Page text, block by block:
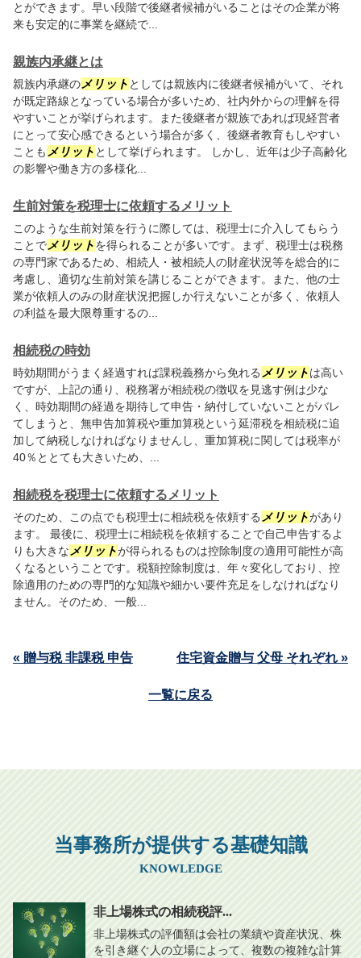
とができます。早い段階で後継者候補がいることはその企業が将
来も安定的に事業を継続で...
親族内承継とは
親族内承継のメリット としては親族内に後継者候補がいて、それ
が既定路線となっている場合が多いため、社内外からの理解を得
やすいことが挙げられます。また後継者が親族であれば現経営者
にとって安心感できるという場合が多く、後継者教育もしやすい
ことも メリット として挙げられます。 しかし、近年は少子高齢化
の影響や働き方の多様化...
生前対策を税理士に依頼するメリット
このような生前対策を行うに際しては、税理士に介入してもらう
ことでメリットを得られることが多いです。まず、税理士は税務
の専門家であるため、相続人・被相続人の財産状況等を総合的に
考慮し、適切な生前対策を講じることができます。また、他の士
業が依頼人のみの財産状況把握しか行えないことが多く、依頼人
の利益を最大限尊重するの...
相続税の時効
時効期間がうまく経過すれば課税義務から免れる メリットは高い
ですが、上記の通り、税務署が相続税の徴収を見逃す例は少な
く、時効期間の経過を期待して申告・納付していないことがバレ
てしまうと、無申告加算税や重加算税という延滞税を相続税に追
加して納税しなければなりませんし、重加算税に関しては税率が
40％ととても大きいため、...
相続税を税理士に依頼するメリット
そのため、この点でも税理士に相続税を依頼する メリットがあり
ます。 最後に、税理士に相続税を依頼することで自己申告するよ
りも大きな メリットが得られるものは控除制度の適用可能性が高
くなるということです。税額控除制度は、年々変化しており、控
除適用のための専門的な知識や細かい要件充足をしなければなり
ません。そのため、一般...
« 贈与税 非課税 申告 住宅資金贈与 父母 それぞれ »
一覧に戻る
当事務所が提供する基礎知識
KNOWLEDGE
非上場株式の相続税評...
非上場株式の評価額は会社の業績や資産状況、株
を引き継ぐ人の立場によって、複数の複雑な計算